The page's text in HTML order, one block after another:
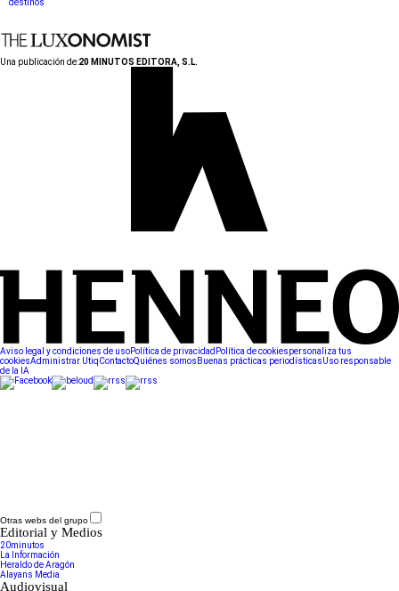
destinos
Una publicación de:20 MINUTOS EDITORA, S.L.
Aviso legal y condiciones de usoPolítica de privacidad Política de cookiespersonaliza tus
cookiesAdministrar UtiqContactoQuiénes somos Buenas prácticas periodísticasUso responsable
de la IA
Otras webs del grupo
Editorial y Medios
20minutos
La Información
Heraldo de Aragón
Alayans Media
Audiovisual